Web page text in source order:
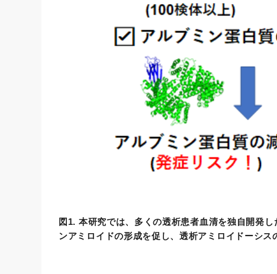
図1. 本研究では、多くの透析患者血清を独自開発
ンアミロイドの形成を促し、透析アミロイドーシ